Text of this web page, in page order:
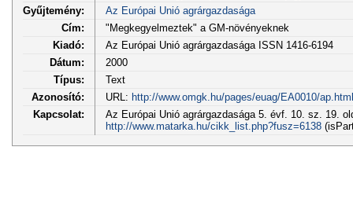
Gyűjtemény:
Az Európai Unió agrárgazdasága
Cím:
"Megkegyelmeztek" a GM-növényeknek
Kiadó:
Az Európai Unió agrárgazdasága ISSN 1416-6194
Dátum:
2000
Típus:
Text
Azonosító:
URL: http://www.omgk.hu/pages/euag/EA0010/
Kapcsolat:
Az Európai Unió agrárgazdasága 5. évf. 10. sz. 19.
http://www.matarka.hu/cikk_list.php?fusz=6138